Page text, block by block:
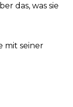
das, was sie
mit seiner